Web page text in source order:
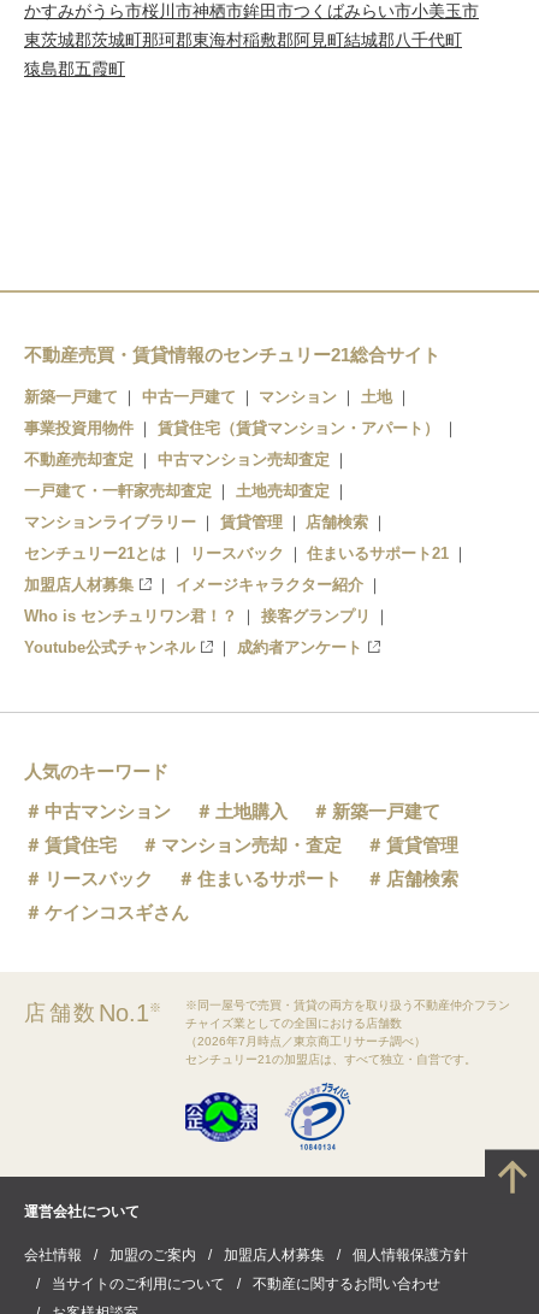
かすみがうら市桜川市神栖市鉾田市つくばみらい市小美玉市
東茨城郡茨城町那珂郡東海村稲敷郡阿見町結城郡八千代町
猿島郡五霞町
不動産売買・賃貸情報のセンチュリー21総合サイト
新築一戸建て 中古一戸建て マンション
土地
事業投資用物件
賃貸住宅（賃貸マンション・アパート）
不動産売却査定
中古マンション売却査定
一戸建て・一軒家売却査定
土地売却査定
マンションライブラリー
賃貸管理
店舗検索
センチュリー21とは
リースバック
住まいるサポート21
加盟店人材募集
イメージキャラクター紹介
Who is センチュリワン君！？
接客グランプリ
Youtube公式チャンネル
成約者アンケート
人気のキーワード
中古マンション
土地購入
新築一戸建て
賃貸住宅
マンション売却・査定
賃貸管理
リースバック
住まいるサポート
店舗検索
ケインコスギさん
店舗数 No.1※
※同一屋号で売買・賃貸の両方を取り扱う不動産仲介フラン
チャイズ業としての全国における店舗数
（2026年7月時点／東京商工リサーチ調べ）
センチュリー21の加盟店は、すべて独立・自営です。
運営会社について
会社情報 加盟のご案内 加盟店人材募集
個人情報保護方針
当サイトのご利用について
不動産に関するお問い合わせ